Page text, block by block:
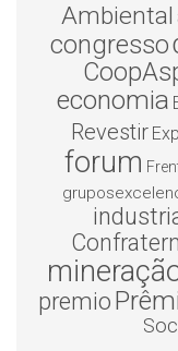
Ambiental
congresso
economia
Revestir
forum
premio